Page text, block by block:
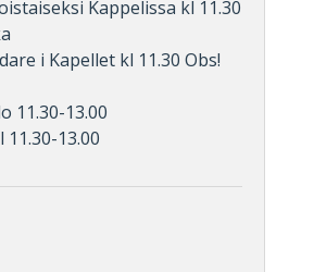
Kappelissa kl 11.30
i Kapellet kl 11.30 Obs!
11.30-13.00
13.00